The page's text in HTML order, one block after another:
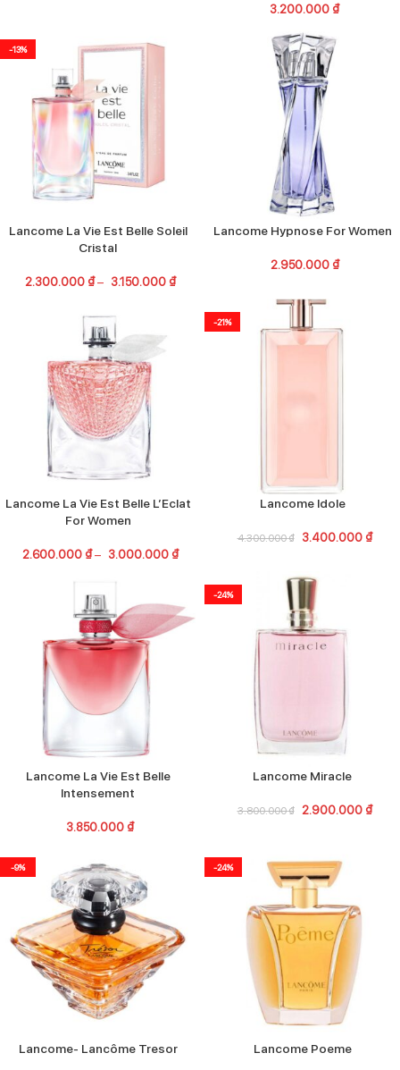
3.200.000 ₫
-13%
Lancome La Vie Est Belle Soleil
Cristal
2.300.000 ₫ – 3.150.000 ₫
Lancome Hypnose For Women
2.950.000 ₫
Lancome La Vie Est Belle L’Eclat
For Women
2.600.000 ₫ – 3.000.000 ₫
-21%
Lancome Idole
4.300.000₫ 3.400.000 ₫
Lancome La Vie Est Belle
Intensement
3.850.000 ₫
-24%
Lancome Miracle
3.800.000₫ 2.900.000 ₫
-9%
Lancome- Lancôme Tresor
-24%
Lancome Poeme